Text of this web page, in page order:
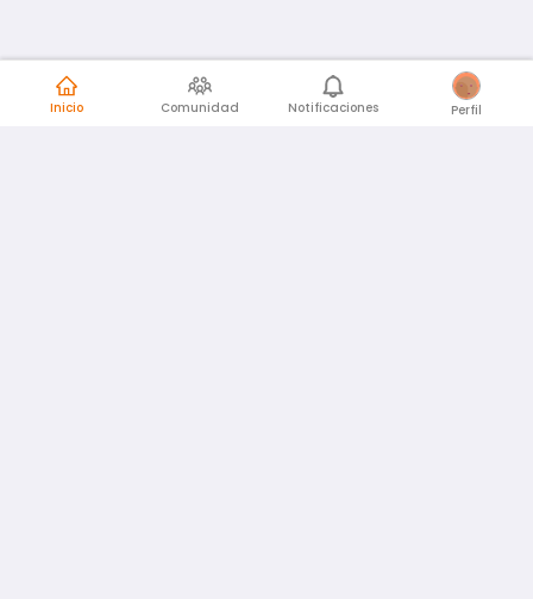
Inicio Comunidad Notificaciones Perfil